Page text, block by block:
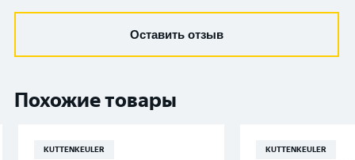
Оставить отзыв
Похожие товары
KUTTENKEULER KUTTENKEULER